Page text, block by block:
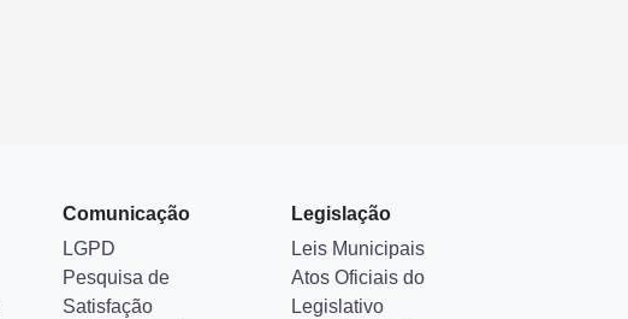
Comunicação
LGPD
Pesquisa de
Satisfação
Legislação
Leis Municipais
Atos Oficiais do
Legislativo